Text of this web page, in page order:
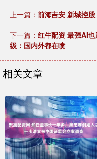
上一篇： 前海吉安 新城控
下一篇： 红牛配资 最强AI
级：国内外都在喷
相关文章